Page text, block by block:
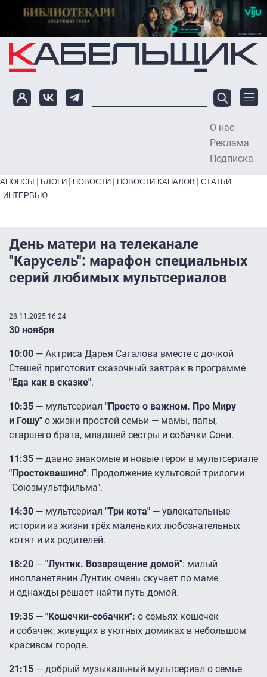
Перейти к основному содержанию
О нас
Реклама
Подписка
Primary links bottom
АНОНСЫ БЛОГИ НОВОСТИ НОВОСТИ КАНАЛОВ
СТАТЬИ
ИНТЕРВЬЮ
День матери на телеканале
"Карусель": марафон специальных
серий любимых мультсериалов
28.11.2025 16:24
30 ноября
10:00 — Актриса Дарья Сагалова вместе с дочкой
Стешей приготовит сказочный завтрак в программе
"Еда как в сказке".
10:35 — мультсериал "Просто о важном. Про Миру
и Гошу" о жизни простой семьи — мамы, папы,
старшего брата, младшей сестры и собачки Сони.
11:35 — давно знакомые и новые герои в мультсериале
"Простоквашино". Продолжение культовой трилогии
"Союзмультфильма".
14:30 — мультсериал "Три кота" — увлекательные
истории из жизни трёх маленьких любознательных
котят и их родителей.
18:20 — "Лунтик. Возвращение домой": милый
инопланетянин Лунтик очень скучает по маме
и однажды решает найти путь домой.
19:35 — "Кошечки-собачки": о семьях кошечек
и собачек, живущих в уютных домиках в небольшом
красивом городе.
21:15 — добрый музыкальный мультсериал о семье